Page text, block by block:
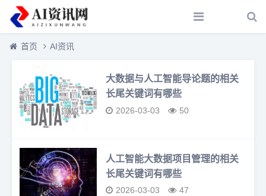
首页 AI资讯
大数据与人工智能导论题的相关
长尾关键词有哪些
2026-03-03 50
人工智能大数据项目管理的相关
长尾关键词有哪些
2026-03-03 47